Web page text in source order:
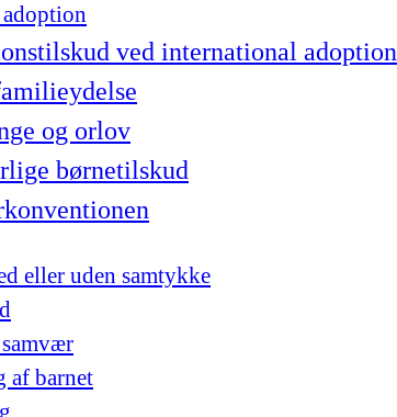
ved international adoption
og orlov
børnetilskud
eller uden samtykke
af barnet